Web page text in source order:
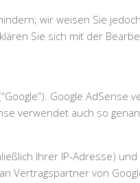
wir weisen Sie
Sie sich mit der
Google AdSense
verwendet auch so
Ihrer IP-Adresse)
Vertragspartner von